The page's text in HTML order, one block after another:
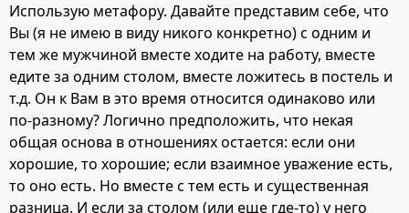
Использую метафору. Давайте представим себе, что
Вы (я не имею в виду никого конкретно) с одним и
тем же мужчиной вместе ходите на работу, вместе
едите за одним столом, вместе ложитесь в постель и
т.д. Он к Вам в это время относится одинаково или
по-разному? Логично предположить, что некая
общая основа в отношениях остается: если они
хорошие, то хорошие; если взаимное уважение есть,
то оно есть. Но вместе с тем есть и существенная
разница. И если за столом (или еще где-то) у него